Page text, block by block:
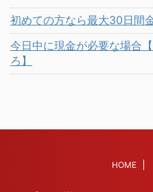
初めての方なら最大30日間
今日中に現金が必要な場合
ろ】
HOME